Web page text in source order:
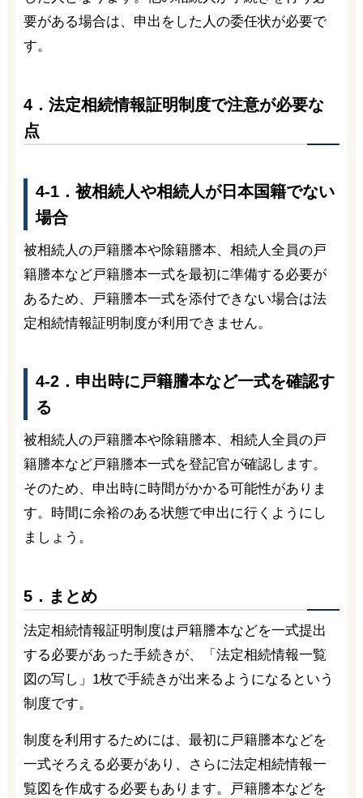
要がある場合は、申出をした人の委任状が必要で
す。
4．法定相続情報証明制度で注意が必要な
点
4-1．被相続人や相続人が日本国籍でない
場合
被相続人の戸籍謄本や除籍謄本、相続人全員の戸
籍謄本など戸籍謄本一式を最初に準備する必要が
あるため、戸籍謄本一式を添付できない場合は法
定相続情報証明制度が利用できません。
4-2．申出時に戸籍謄本など一式を確認す
る
被相続人の戸籍謄本や除籍謄本、相続人全員の戸
籍謄本など戸籍謄本一式を登記官が確認します。
そのため、申出時に時間がかかる可能性がありま
す。時間に余裕のある状態で申出に行くようにし
ましょう。
5．まとめ
法定相続情報証明制度は戸籍謄本などを一式提出
する必要があった手続きが、「法定相続情報一覧
図の写し」1枚で手続きが出来るようになるという
制度です。
制度を利用するためには、最初に戸籍謄本などを
一式そろえる必要があり、さらに法定相続情報一
覧図を作成する必要もあります。戸籍謄本などを